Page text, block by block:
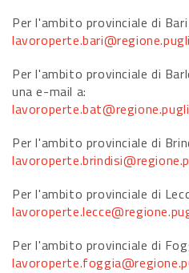
Per l'ambito provinciale di
Per l'ambito provinciale di
una e-mail a:
Per l'ambito provinciale di
Per l'ambito provinciale di
Per l'ambito provinciale di